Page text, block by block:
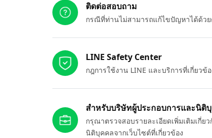
ติดต่อสอบถาม
กรณีที่ท่านไม่สามารถแก้ไขปัญหาได้ด้ว
LINE Safety Center
กฎการใช้งาน LINE และบริการที่เกี่ยว
สำหรับบริษัทผู้ประกอบการและนิติ
กรุณาตรวจสอบรายละเอียดเพิ่มเติมเกี่
นิติบุคคลจากเว็บไซต์ที่เกี่ยวข้อง